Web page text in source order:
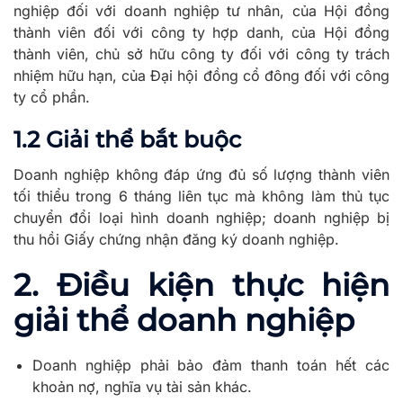
nghiệp đối với doanh nghiệp tư nhân, của Hội đồng
thành viên đối với công ty hợp danh, của Hội đồng
thành viên, chủ sở hữu công ty đối với công ty trách
nhiệm hữu hạn, của Đại hội đồng cổ đông đối với công
ty cổ phần.
1.2 Giải thể bắt buộc
Doanh nghiệp không đáp ứng đủ số lượng thành viên
tối thiểu trong 6 tháng liên tục mà không làm thủ tục
chuyển đổi loại hình doanh nghiệp; doanh nghiệp bị
thu hồi Giấy chứng nhận đăng ký doanh nghiệp.
2. Điều kiện thực hiện
giải thể doanh nghiệp
Doanh nghiệp phải bảo đảm thanh toán hết các
khoản nợ, nghĩa vụ tài sản khác.